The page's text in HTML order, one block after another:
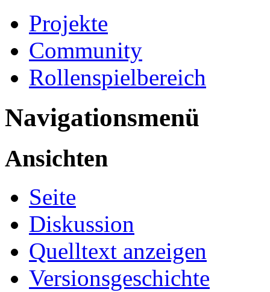
Projekte
Community
Rollenspielbereich
Navigationsmenü
Ansichten
Seite
Diskussion
Quelltext anzeigen
Versionsgeschichte